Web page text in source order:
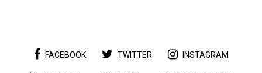
FACEBOOK TWITTER INSTAGRAM